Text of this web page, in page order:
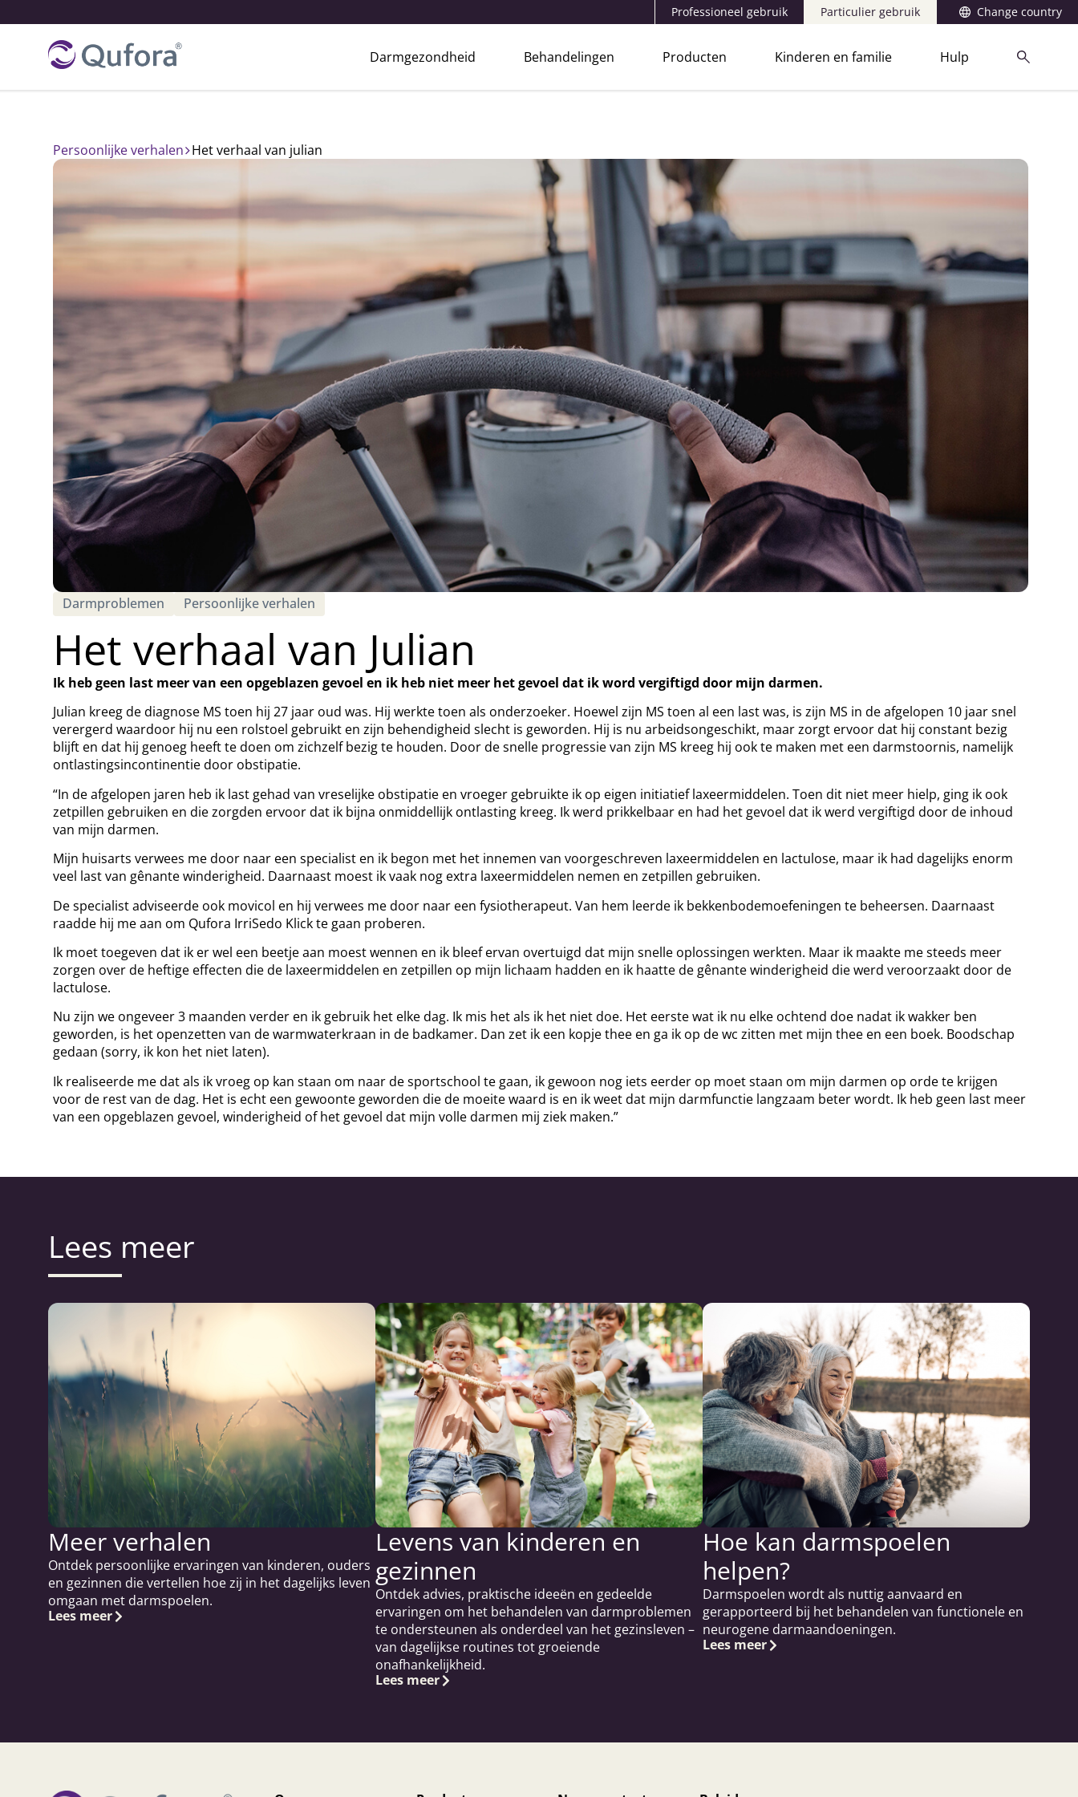
Professioneel gebruik Particulier gebruik Change country
Darmgezondheid Behandelingen Producten Kinderen en familie Hulp
Persoonlijke verhalen het verhaal van julian
Darmproblemen Persoonlijke verhalen
Het verhaal van Julian
Ik heb geen last meer van een opgeblazen gevoel en ik heb niet meer het gevoel dat ik word vergiftigd door mijn darmen.
Julian kreeg de diagnose MS toen hij 27 jaar oud was. Hij werkte toen als onderzoeker. Hoewel zijn MS toen al een last was, is zijn MS in de afgelopen 10 jaar snel
verergerd waardoor hij nu een rolstoel gebruikt en zijn behendigheid slecht is geworden. Hij is nu arbeidsongeschikt, maar zorgt ervoor dat hij constant bezig
blijft en dat hij genoeg heeft te doen om zichzelf bezig te houden. Door de snelle progressie van zijn MS kreeg hij ook te maken met een darmstoornis, namelijk
ontlastingsincontinentie door obstipatie.
“In de afgelopen jaren heb ik last gehad van vreselijke obstipatie en vroeger gebruikte ik op eigen initiatief laxeermiddelen. Toen dit niet meer hielp, ging ik ook
zetpillen gebruiken en die zorgden ervoor dat ik bijna onmiddellijk ontlasting kreeg. Ik werd prikkelbaar en had het gevoel dat ik werd vergiftigd door de inhoud
van mijn darmen.
Mijn huisarts verwees me door naar een specialist en ik begon met het innemen van voorgeschreven laxeermiddelen en lactulose, maar ik had dagelijks enorm
veel last van gênante winderigheid. Daarnaast moest ik vaak nog extra laxeermiddelen nemen en zetpillen gebruiken.
De specialist adviseerde ook movicol en hij verwees me door naar een fysiotherapeut. Van hem leerde ik bekkenbodemoefeningen te beheersen. Daarnaast
raadde hij me aan om Qufora IrriSedo Klick te gaan proberen.
Ik moet toegeven dat ik er wel een beetje aan moest wennen en ik bleef ervan overtuigd dat mijn snelle oplossingen werkten. Maar ik maakte me steeds meer
zorgen over de heftige effecten die de laxeermiddelen en zetpillen op mijn lichaam hadden en ik haatte de gênante winderigheid die werd veroorzaakt door de
lactulose.
Nu zijn we ongeveer 3 maanden verder en ik gebruik het elke dag. Ik mis het als ik het niet doe. Het eerste wat ik nu elke ochtend doe nadat ik wakker ben
geworden, is het openzetten van de warmwaterkraan in de badkamer. Dan zet ik een kopje thee en ga ik op de wc zitten met mijn thee en een boek. Boodschap
gedaan (sorry, ik kon het niet laten).
Ik realiseerde me dat als ik vroeg op kan staan om naar de sportschool te gaan, ik gewoon nog iets eerder op moet staan om mijn darmen op orde te krijgen
voor de rest van de dag. Het is echt een gewoonte geworden die de moeite waard is en ik weet dat mijn darmfunctie langzaam beter wordt. Ik heb geen last meer
van een opgeblazen gevoel, winderigheid of het gevoel dat mijn volle darmen mij ziek maken.”
Lees meer
Meer verhalen
Ontdek persoonlijke ervaringen van kinderen, ouders
en gezinnen die vertellen hoe zij in het dagelijks leven
omgaan met darmspoelen.
Lees meer
Levens van kinderen en
gezinnen
Ontdek advies, praktische ideeën en gedeelde
ervaringen om het behandelen van darmproblemen
te ondersteunen als onderdeel van het gezinsleven –
van dagelijkse routines tot groeiende
onafhankelijkheid.
Lees meer
Hoe kan darmspoelen
helpen?
Darmspoelen wordt als nuttig aanvaard en
gerapporteerd bij het behandelen van functionele en
neurogene darmaandoeningen.
Lees meer